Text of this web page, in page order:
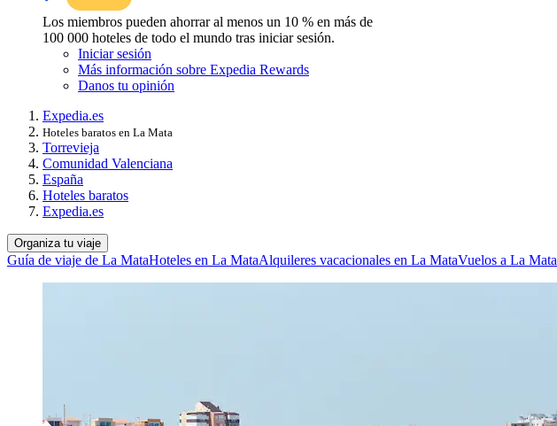
Los miembros pueden ahorrar al menos un 10 % en más de
100 000 hoteles de todo el mundo tras iniciar sesión.
Iniciar sesión
Más información sobre Expedia Rewards
Danos tu opinión
Expedia.es
Hoteles baratos en La Mata
Torrevieja
Comunidad Valenciana
España
Hoteles baratos
Expedia.es
Organiza tu viaje
Guía de viaje de La MataHoteles en La MataAlquileres vacacionales en La MataVuelos a La Mata